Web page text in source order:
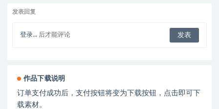
发表回复
登录... 后才能评论
作品下载说明
订单支付成功后，支付按钮将变为下载按钮，点击即可下
载素材。